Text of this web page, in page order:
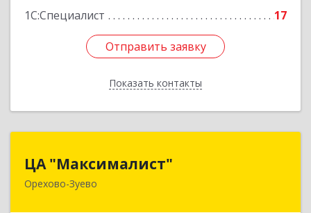
1С:Специалист
17
Отправить заявку
Показать контакты
Отправить заявку
Назад
ЦА "Максималист"
Орехово-Зуево
142600, Московская обл, Орехово-Зуево г,